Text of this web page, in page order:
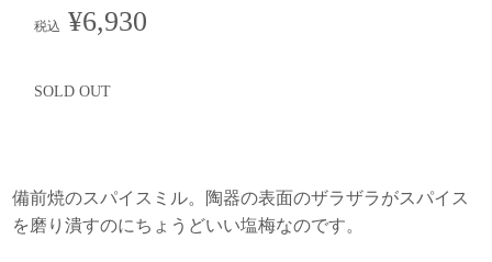
税込 ¥6,930
SOLD OUT
備前焼のスパイスミル。陶器の表面のザラザラがスパイス
を磨り潰すのにちょうどいい塩梅なのです。